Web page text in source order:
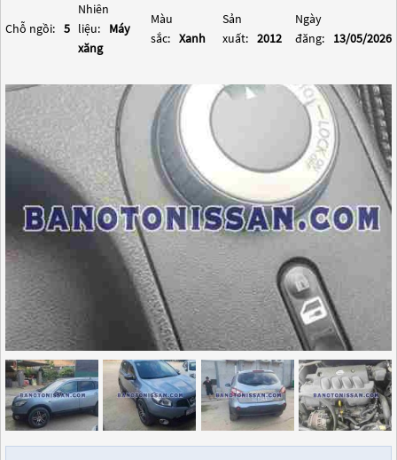
Chỗ ngồi: 5
Nhiên
liệu:
Máy
xăng
Màu
sắc: Xanh
Sản
xuất: 2012
Ngày
đăng:
13/05/2026